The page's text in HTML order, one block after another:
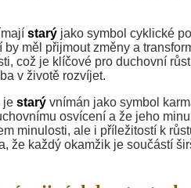
starý jako symbol cyklické
měl přijmout změny a
což je klíčové pro duchovní
v životě rozvíjet.
je starý vnímán jako symbol
osvícení a že jeho
minulosti, ale i příležitostí k
že každý okamžik je součástí